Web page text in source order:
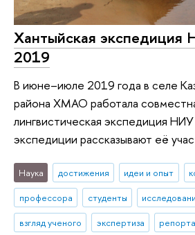
Хантыйская
2019
В июне–июле 2019 года в селе
района ХМАО работала
лингвистическая экспедиция
экспедиции рассказывают её
Наука достижения идеи и опыт
профессора
студенты
взгляд ученого
экспертиза